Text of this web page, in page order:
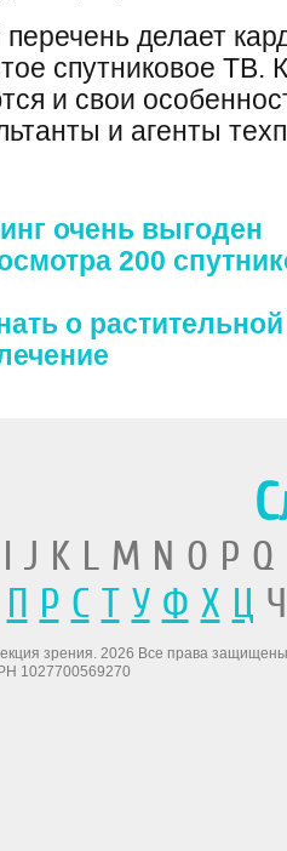
делает
спутниковое ТВ.
и свои
и агенты
очень выгоден
200
о
J K L M N O P
П Р С Т У Ф Х Ц
зрения. 2026 Все права
1027700569270